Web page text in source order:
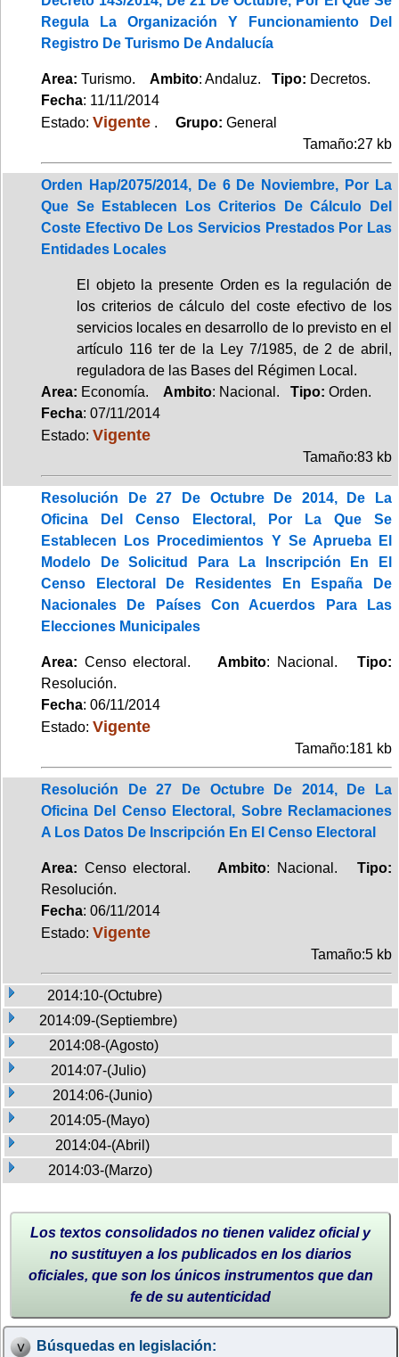
Regula La Organización Y Funcionamiento Del
Registro De Turismo De Andalucía
Area: Turismo. Ambito: Andaluz. Tipo: Decretos.
Fecha: 11/11/2014
Estado: Vigente . Grupo: General
Tamaño:27 kb
Orden Hap/2075/2014, De 6 De Noviembre, Por La
Que Se Establecen Los Criterios De Cálculo Del
Coste Efectivo De Los Servicios Prestados Por Las
Entidades Locales
El objeto la presente Orden es la regulación de
los criterios de cálculo del coste efectivo de los
servicios locales en desarrollo de lo previsto en el
artículo 116 ter de la Ley 7/1985, de 2 de abril,
reguladora de las Bases del Régimen Local.
Area: Economía. Ambito: Nacional. Tipo: Orden.
Fecha: 07/11/2014
Estado: Vigente
Tamaño:83 kb
Resolución De 27 De Octubre De 2014, De La
Oficina Del Censo Electoral, Por La Que Se
Establecen Los Procedimientos Y Se Aprueba El
Modelo De Solicitud Para La Inscripción En El
Censo Electoral De Residentes En España De
Nacionales De Países Con Acuerdos Para Las
Elecciones Municipales
Area: Censo electoral. Ambito: Nacional. Tipo:
Resolución.
Fecha: 06/11/2014
Estado: Vigente
Tamaño:181 kb
Resolución De 27 De Octubre De 2014, De La
Oficina Del Censo Electoral, Sobre Reclamaciones
A Los Datos De Inscripción En El Censo Electoral
Area: Censo electoral. Ambito: Nacional. Tipo:
Resolución.
Fecha: 06/11/2014
Estado: Vigente
Tamaño:5 kb
2014:10-(Octubre)
2014:09-(Septiembre)
2014:08-(Agosto)
2014:07-(Julio)
2014:06-(Junio)
2014:05-(Mayo)
2014:04-(Abril)
2014:03-(Marzo)
Los textos consolidados no tienen validez oficial y
no sustituyen a los publicados en los diarios
oficiales, que son los únicos instrumentos que dan
fe de su autenticidad
Búsquedas en legislación: